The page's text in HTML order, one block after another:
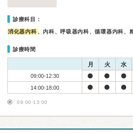
診療科目：
消化器内科 、内科、呼吸器内科、循環器内科、
診療時間
月 火 水
09:00-12:30
14:00-18:00
09:00-13:00